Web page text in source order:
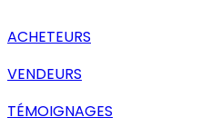
ACHETEURS
VENDEURS
TÉMOIGNAGES